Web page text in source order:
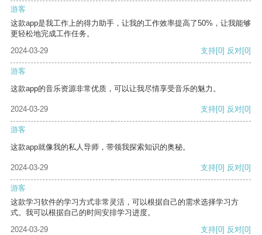
游客
这款app是我工作上的得力助手，让我的工作效率提高了50%，让我能够
更轻松地完成工作任务。
2024-03-29
支持[0] 反对[0]
游客
这款app的音乐资源非常优质，可以让我尽情享受音乐的魅力。
2024-03-29 支持[0] 反对[0]
游客
这款app就像我的私人导师，带领我探索知识的奥秘。
2024-03-29 支持[0] 反对[0]
游客
这款学习软件的学习方式非常灵活，可以根据自己的需求选择学习方
式。我可以根据自己的时间安排学习进度。
2024-03-29
支持[0] 反对[0]